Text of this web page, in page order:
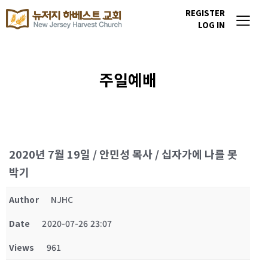
REGISTER
LOG IN
주일예배
2020년 7월 19일 / 안민성 목사 / 십자가에 나를 못
박기
Author
NJHC
Date
2020-07-26 23:07
Views
961